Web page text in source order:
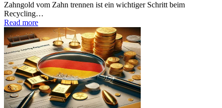
Zahngold vom Zahn trennen ist ein wichtiger Schritt beim
Recycling…
Read more